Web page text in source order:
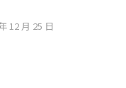
12 月 25 日